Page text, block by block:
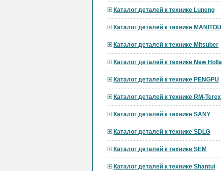
Каталог деталей к технике Luneng
Каталог деталей к технике MANITOU
Каталог деталей к технике Mitsuber
Каталог деталей к технике New
Каталог деталей к технике PENGPU
Каталог деталей к технике RM-Terex
Каталог деталей к технике SANY
Каталог деталей к технике SDLG
Каталог деталей к технике SEM
Каталог деталей к технике Shantui